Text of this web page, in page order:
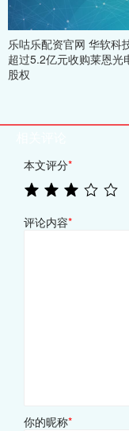
乐咕乐配资官网 华软科
超过5.2亿元收购莱恩光
股权
本文评分*
评论内容*
你的昵称*